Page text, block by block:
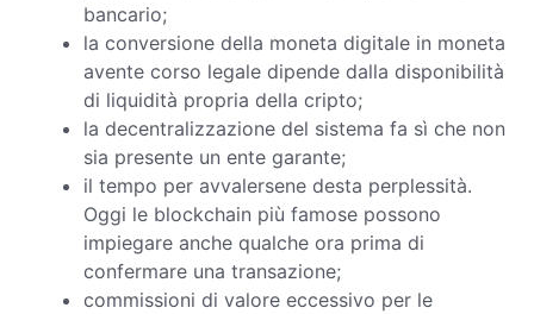
bancario;
la conversione della moneta digitale in moneta
avente corso legale dipende dalla disponibilità
di liquidità propria della cripto;
la decentralizzazione del sistema fa sì che non
sia presente un ente garante;
il tempo per avvalersene desta perplessità.
Oggi le blockchain più famose possono
impiegare anche qualche ora prima di
confermare una transazione;
commissioni di valore eccessivo per le